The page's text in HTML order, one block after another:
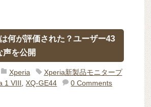
何が評価された？ユーザー43
声を公開
Xperia
Xperia新製品モニタープ
1 VIII ,XQ-GE44 0 Comments